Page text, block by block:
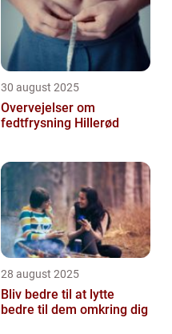
30 august 2025
Overvejelser om
fedtfrysning Hillerød
28 august 2025
Bliv bedre til at lytte
bedre til dem omkring dig